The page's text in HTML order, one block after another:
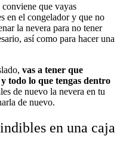
que vayas
en el congelador y que no
la nevera para no tener
así como para hacer una
vas a tener que
todo lo que tengas dentro
de nuevo la nevera en tu
de nuevo.
en una caja